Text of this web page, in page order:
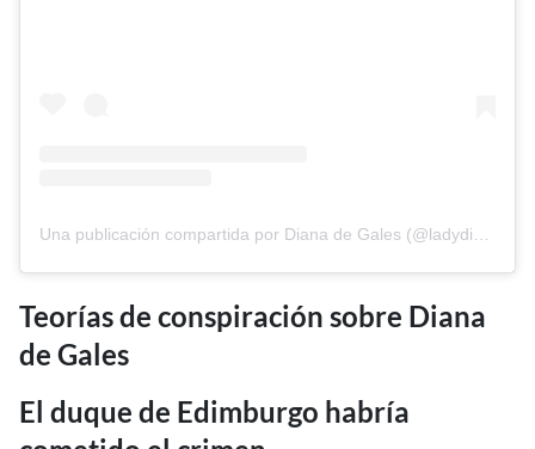
Una publicación compartida por Diana de Gales (@ladydiofficial)
Teorías de conspiración sobre Diana
de Gales
El duque de Edimburgo habría